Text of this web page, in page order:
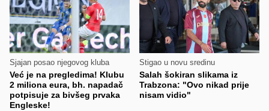
Sjajan posao njegovog kluba
Već je na pregledima! Klubu
2 miliona eura, bh. napadač
potpisuje za bivšeg prvaka
Engleske!
Stigao u novu sredinu
Salah šokiran slikama iz
Trabzona: "Ovo nikad prije
nisam vidio"